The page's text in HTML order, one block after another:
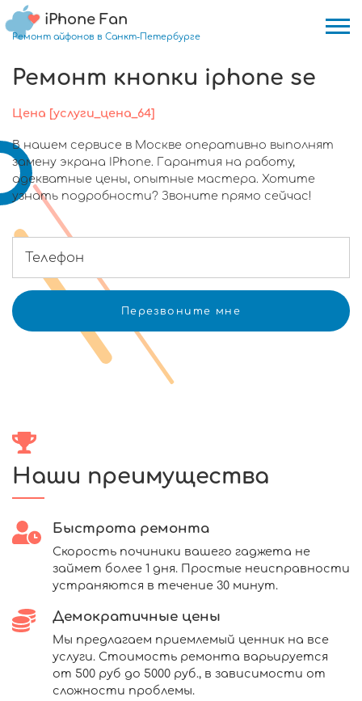
iPhone Fan
Ремонт айфонов в Санкт-Петербурге
Ремонт кнопки iphone se
Цена [услуги_цена_64]
В нашем сервисе в Москве оперативно выполнят
замену экрана IPhone. Гарантия на работу,
адекватные цены, опытные мастера. Хотите
узнать подробности? Звоните прямо сейчас!
Наши преимущества
Быстрота ремонта
Скорость починики вашего гаджета не
займет более 1 дня. Простые неисправности
устраняются в течение 30 минут.
Демократичные цены
Мы предлагаем приемлемый ценник на все
услуги. Стоимость ремонта варьируется
от 500 руб до 5000 руб., в зависимости от
сложности проблемы.